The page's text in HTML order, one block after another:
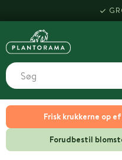
Frisk krukkerne op
Forudbestil